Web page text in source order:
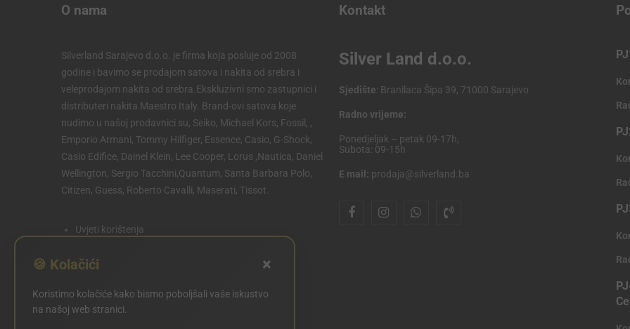
O nama
Silverland Sarajevo d.o.o. je firma koja posluje od 2008
godine i bavimo se prodajom satova i nakita od srebra i
veleprodajom nakita od srebra.Ekskluzivni smo zastupnici i
distributeri nakita Maestro Italy. Brand-ovi satova koje
nudimo u našoj prodavnici su, Seiko, Michael Kors, Fossil, ,
Emporio Armani, Tommy Hilfiger, Essence, Casio, G-Shock,
Casio Edifice, Dainel Klein, Lee Cooper, Lorus ,Nautica, Daniel
Wellington, Sergio Tacchini,Quantum, Santa Barbara Polo,
Citizen, Guess, Roberto Cavalli, Maserati, Tissot.
Uvjeti korištenja
Politika kolačića
POSTAVKE KOLAČIĆA
Kontakt
Silver Land d.o.o.
Sjedište: Branilaca Šipa 39, 71000 Sarajevo
Radno vrijeme:
Ponedjeljak – petak 09-17h,
Subota: 09-15h
E mail: prodaja@silverland.ba
🍪 Kolačići ×
Koristimo kolačiće kako bismo poboljšali vaše iskustvo
na našoj web stranici.